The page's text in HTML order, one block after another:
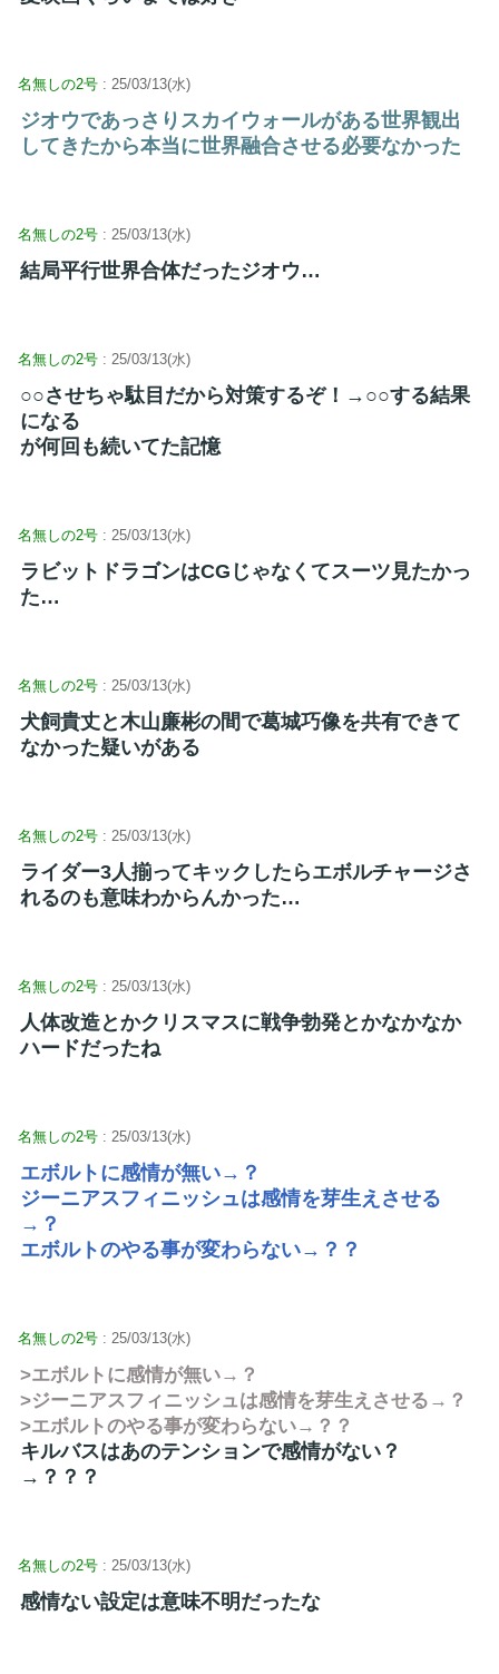
名無しの2号 : 25/03/13(水)
ジオウであっさりスカイウォールがある世界観出
してきたから本当に世界融合させる必要なかった
名無しの2号 : 25/03/13(水)
結局平行世界合体だったジオウ…
名無しの2号 : 25/03/13(水)
○○させちゃ駄目だから対策するぞ！→○○する結果
になる
が何回も続いてた記憶
名無しの2号 : 25/03/13(水)
ラビットドラゴンはCGじゃなくてスーツ見たかっ
た…
名無しの2号 : 25/03/13(水)
犬飼貴丈と木山廉彬の間で葛城巧像を共有できて
なかった疑いがある
名無しの2号 : 25/03/13(水)
ライダー3人揃ってキックしたらエボルチャージさ
れるのも意味わからんかった…
名無しの2号 : 25/03/13(水)
人体改造とかクリスマスに戦争勃発とかなかなか
ハードだったね
名無しの2号 : 25/03/13(水)
エボルトに感情が無い→？
ジーニアスフィニッシュは感情を芽生えさせる
→？
エボルトのやる事が変わらない→？？
名無しの2号 : 25/03/13(水)
>エボルトに感情が無い→？
>ジーニアスフィニッシュは感情を芽生えさせる→？
>エボルトのやる事が変わらない→？？
キルバスはあのテンションで感情がない？
→？？？
名無しの2号 : 25/03/13(水)
感情ない設定は意味不明だったな